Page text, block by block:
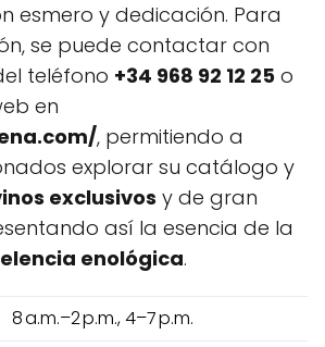
esmero y dedicación. Para
se puede contactar con
teléfono +34 968 92 12 25 o
en
, permitiendo a
explorar su catálogo y
exclusivos y de gran
así la esencia de la
enológica.
8 a.m.–2 p.m., 4–7 p.m.